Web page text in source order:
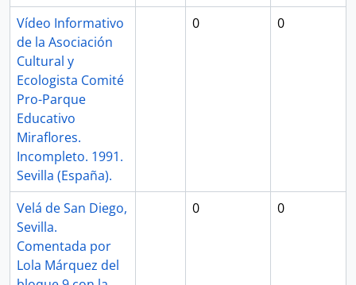
Vídeo Informativo
de la Asociación
Cultural y
Ecologista Comité
Pro-Parque
Educativo
Miraflores.
Incompleto. 1991.
Sevilla (España).
0 0
Velá de San Diego,
Sevilla.
Comentada por
Lola Márquez del
0 0